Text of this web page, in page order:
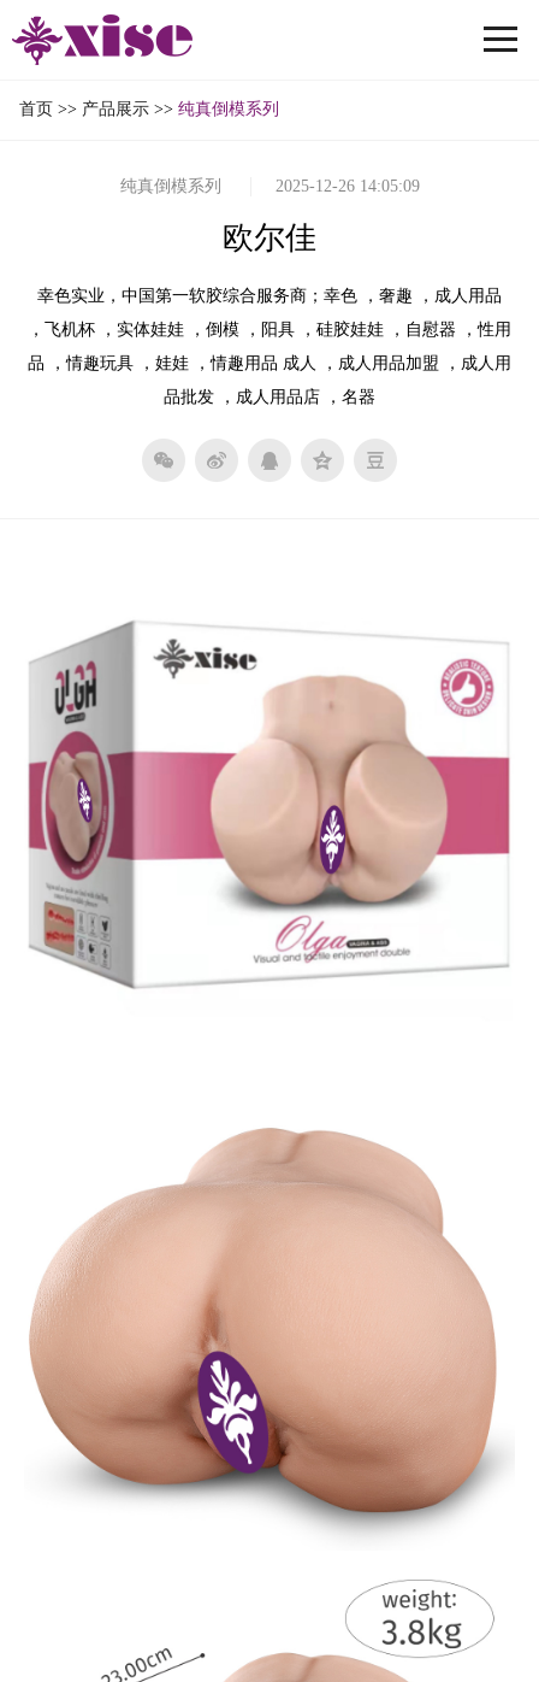
首页 >> 产品展示 >> 纯真倒模系列
纯真倒模系列 2025-12-26 14:05:09
欧尔佳
幸色实业，中国第一软胶综合服务商；幸色 ，奢趣 ，成人用品
，飞机杯 ，实体娃娃 ，倒模 ，阳具 ，硅胶娃娃 ，自慰器 ，性用
品 ，情趣玩具 ，娃娃 ，情趣用品 成人 ，成人用品加盟 ，成人用
品批发 ，成人用品店 ，名器